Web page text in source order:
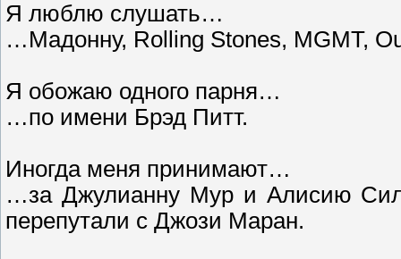
Я люблю слушать…
…Мадонну, Rolling Stones, MGMT,
Я обожаю одного парня…
…по имени Брэд Питт.
Иногда меня принимают…
…за Джулианну Мур и Алисию
перепутали с Джози Маран.